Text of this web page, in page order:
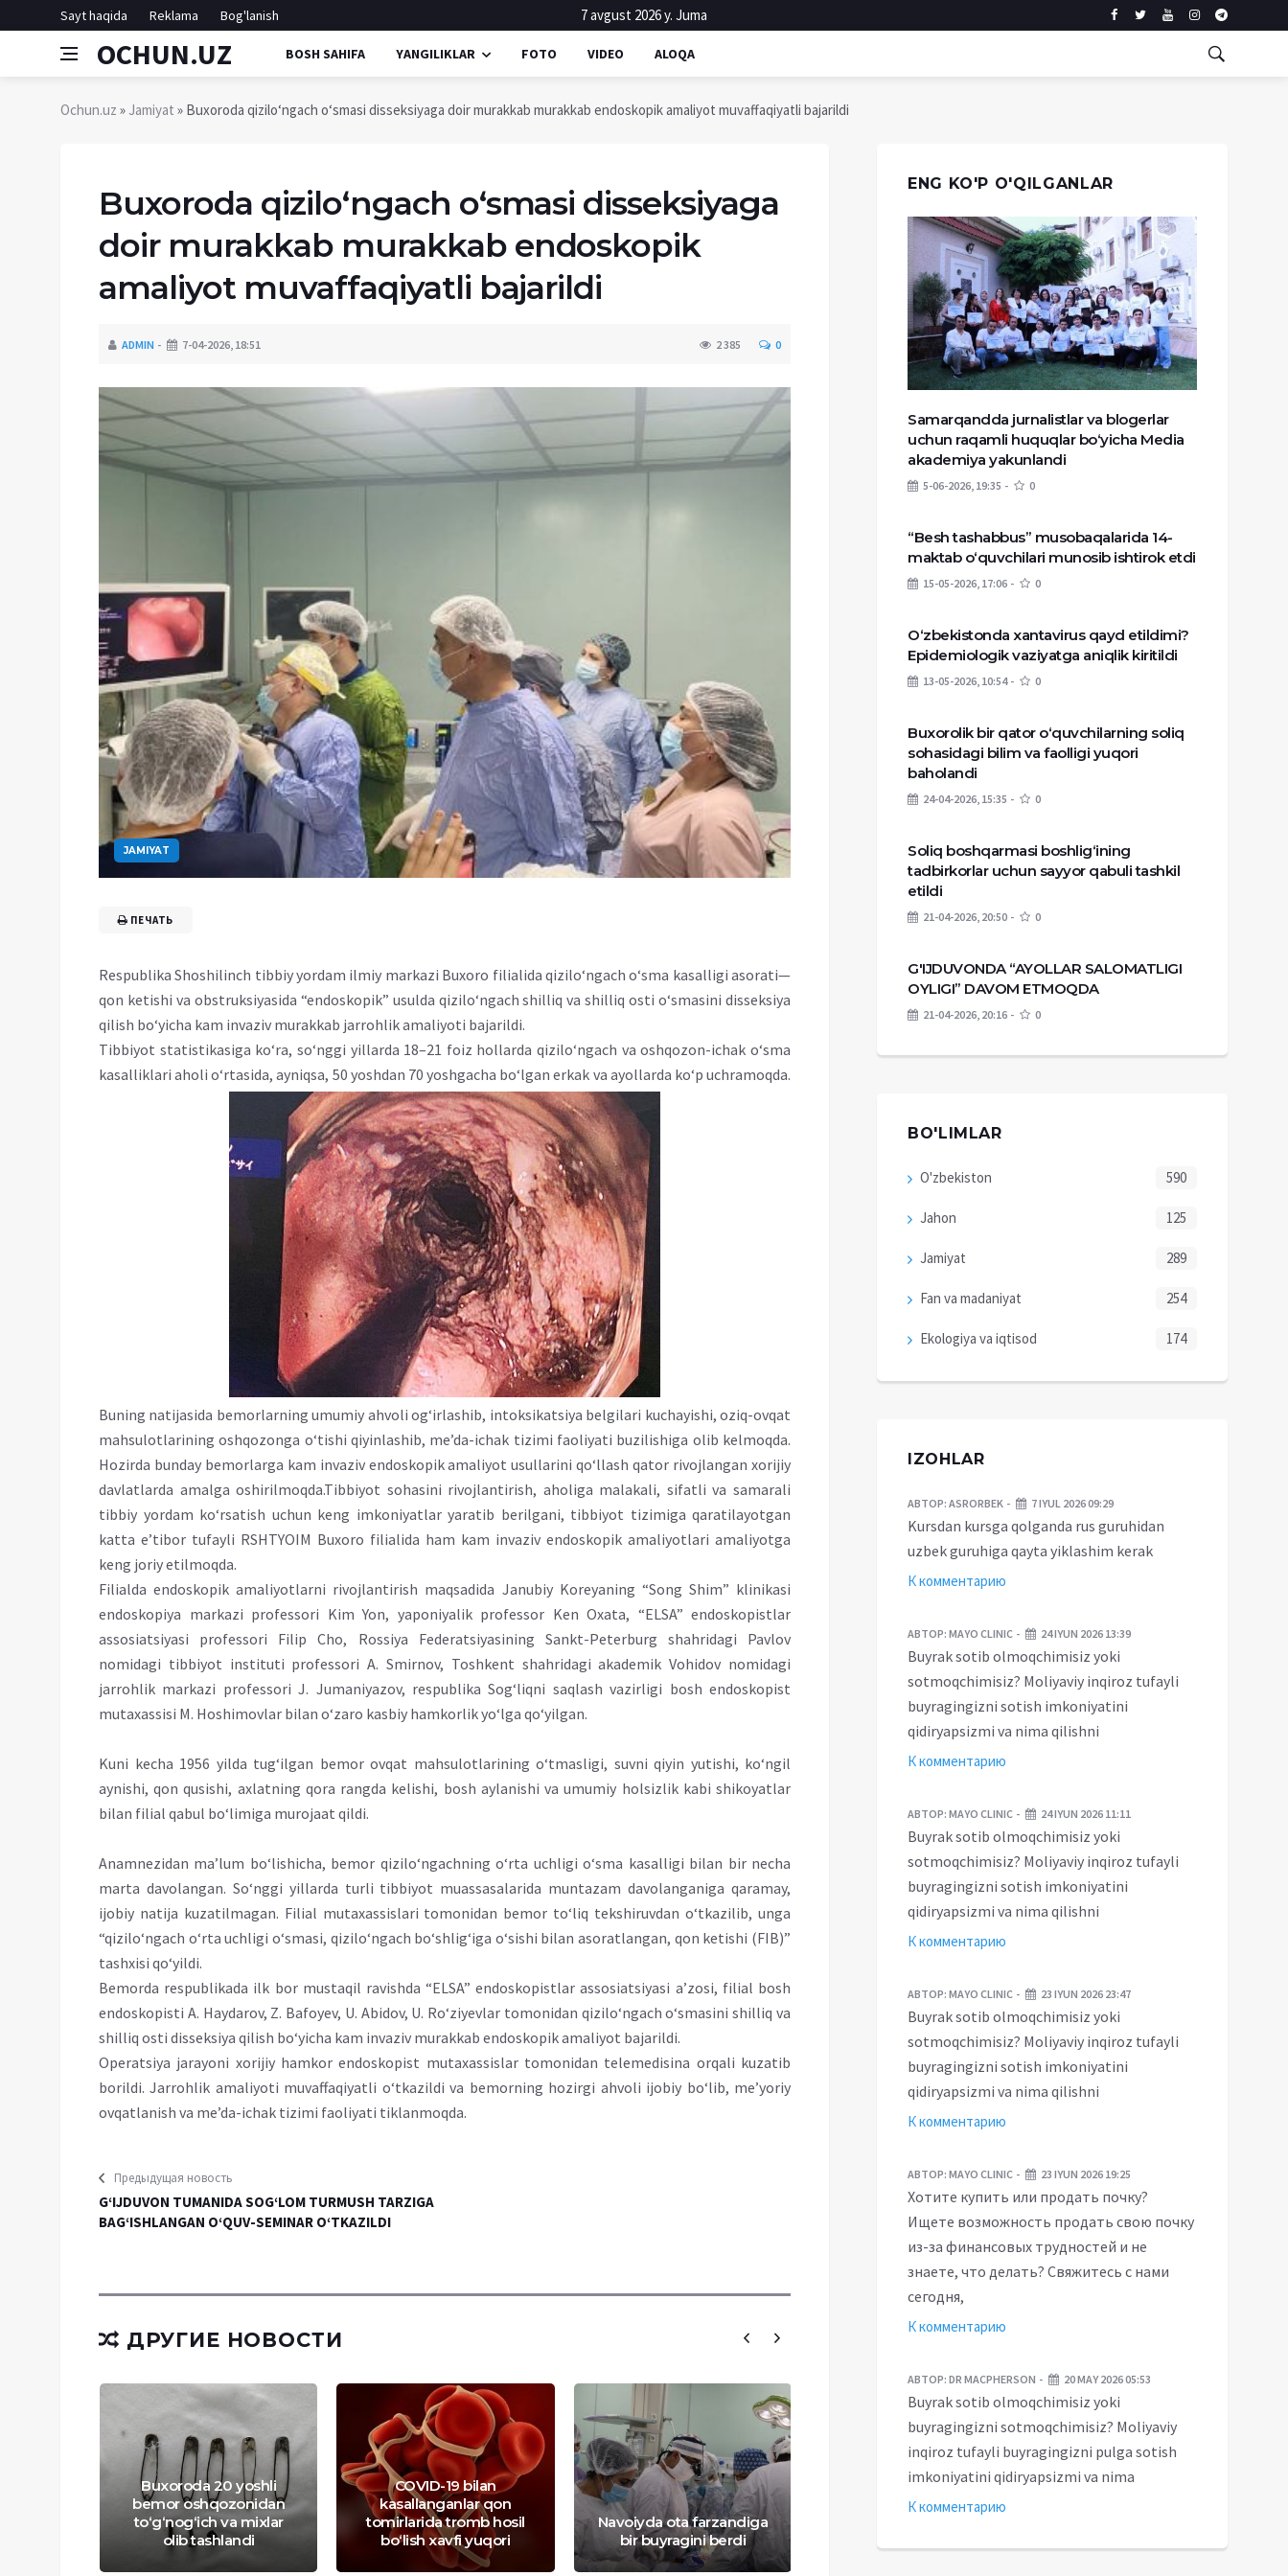
Sayt haqida Reklama Bog'lanish 7 avgust 2026 y. Juma
OCHUN.UZ BOSH SAHIFA YANGILIKLAR FOTO VIDEO ALOQA
Ochun.uz » Jamiyat » Buxoroda qizilo‘ngach o‘smasi disseksiyaga doir murakkab murakkab endoskopik amaliyot muvaffaqiyatli bajarildi
Buxoroda qizilo‘ngach o‘smasi disseksiyaga
doir murakkab murakkab endoskopik
amaliyot muvaffaqiyatli bajarildi
ADMIN 7-04-2026, 18:51 2 385 0
JAMIYAT
ПЕЧАТЬ
Respublika Shoshilinch tibbiy yordam ilmiy markazi Buxoro filialida qizilo‘ngach o‘sma kasalligi asorati—
qon ketishi va obstruksiyasida “endoskopik” usulda qizilo‘ngach shilliq va shilliq osti o‘smasini disseksiya
qilish bo‘yicha kam invaziv murakkab jarrohlik amaliyoti bajarildi.
Tibbiyot statistikasiga ko‘ra, so‘nggi yillarda 18–21 foiz hollarda qizilo‘ngach va oshqozon-ichak o‘sma
kasalliklari aholi o‘rtasida, ayniqsa, 50 yoshdan 70 yoshgacha bo‘lgan erkak va ayollarda ko‘p uchramoqda.
Buning natijasida bemorlarning umumiy ahvoli og‘irlashib, intoksikatsiya belgilari kuchayishi, oziq-ovqat
mahsulotlarining oshqozonga o‘tishi qiyinlashib, me’da-ichak tizimi faoliyati buzilishiga olib kelmoqda.
Hozirda bunday bemorlarga kam invaziv endoskopik amaliyot usullarini qo‘llash qator rivojlangan xorijiy
davlatlarda amalga oshirilmoqda.Tibbiyot sohasini rivojlantirish, aholiga malakali, sifatli va samarali
tibbiy yordam ko‘rsatish uchun keng imkoniyatlar yaratib berilgani, tibbiyot tizimiga qaratilayotgan
katta e’tibor tufayli RSHTYOIM Buxoro filialida ham kam invaziv endoskopik amaliyotlari amaliyotga
keng joriy etilmoqda.
Filialda endoskopik amaliyotlarni rivojlantirish maqsadida Janubiy Koreyaning “Song Shim” klinikasi
endoskopiya markazi professori Kim Yon, yaponiyalik professor Ken Oxata, “ELSA” endoskopistlar
assosiatsiyasi professori Filip Cho, Rossiya Federatsiyasining Sankt-Peterburg shahridagi Pavlov
nomidagi tibbiyot instituti professori A. Smirnov, Toshkent shahridagi akademik Vohidov nomidagi
jarrohlik markazi professori J. Jumaniyazov, respublika Sog‘liqni saqlash vazirligi bosh endoskopist
mutaxassisi M. Hoshimovlar bilan o‘zaro kasbiy hamkorlik yo‘lga qo‘yilgan.
Kuni kecha 1956 yilda tug‘ilgan bemor ovqat mahsulotlarining o‘tmasligi, suvni qiyin yutishi, ko‘ngil
aynishi, qon qusishi, axlatning qora rangda kelishi, bosh aylanishi va umumiy holsizlik kabi shikoyatlar
bilan filial qabul bo‘limiga murojaat qildi.
Anamnezidan ma’lum bo‘lishicha, bemor qizilo‘ngachning o‘rta uchligi o‘sma kasalligi bilan bir necha
marta davolangan. So‘nggi yillarda turli tibbiyot muassasalarida muntazam davolanganiga qaramay,
ijobiy natija kuzatilmagan. Filial mutaxassislari tomonidan bemor to‘liq tekshiruvdan o‘tkazilib, unga
“qizilo‘ngach o‘rta uchligi o‘smasi, qizilo‘ngach bo‘shlig‘iga o‘sishi bilan asoratlangan, qon ketishi (FIB)”
tashxisi qo‘yildi.
Bemorda respublikada ilk bor mustaqil ravishda “ELSA” endoskopistlar assosiatsiyasi a’zosi, filial bosh
endoskopisti A. Haydarov, Z. Bafoyev, U. Abidov, U. Ro‘ziyevlar tomonidan qizilo‘ngach o‘smasini shilliq va
shilliq osti disseksiya qilish bo‘yicha kam invaziv murakkab endoskopik amaliyot bajarildi.
Operatsiya jarayoni xorijiy hamkor endoskopist mutaxassislar tomonidan telemedisina orqali kuzatib
borildi. Jarrohlik amaliyoti muvaffaqiyatli o‘tkazildi va bemorning hozirgi ahvoli ijobiy bo‘lib, me’yoriy
ovqatlanish va me’da-ichak tizimi faoliyati tiklanmoqda.
Предыдущая новость
G‘IJDUVON TUMANIDA SOG‘LOM TURMUSH TARZIGA
BAG‘ISHLANGAN O‘QUV-SEMINAR O‘TKAZILDI
ДРУГИЕ НОВОСТИ
Buxoroda 20 yoshli
bemor oshqozonidan
to‘g‘nog‘ich va mixlar
olib tashlandi
COVID-19 bilan
kasallanganlar qon
tomirlarida tromb hosil
bo‘lish xavfi yuqori
Navoiyda ota farzandiga
bir buyragini berdi
Sirdaryoda yana bir
ENG KO'P O'QILGANLAR
Samarqandda jurnalistlar va blogerlar
uchun raqamli huquqlar bo‘yicha Media
akademiya yakunlandi
5-06-2026, 19:35 0
“Besh tashabbus” musobaqalarida 14-
maktab o‘quvchilari munosib ishtirok etdi
15-05-2026, 17:06 0
O‘zbekistonda xantavirus qayd etildimi?
Epidemiologik vaziyatga aniqlik kiritildi
13-05-2026, 10:54 0
Buxorolik bir qator o‘quvchilarning soliq
sohasidagi bilim va faolligi yuqori
baholandi
24-04-2026, 15:35 0
Soliq boshqarmasi boshlig‘ining
tadbirkorlar uchun sayyor qabuli tashkil
etildi
21-04-2026, 20:50 0
G'IJDUVONDA “AYOLLAR SALOMATLIGI
OYLIGI” DAVOM ETMOQDA
21-04-2026, 20:16 0
BO'LIMLAR
O'zbekiston 590
Jahon 125
Jamiyat 289
Fan va madaniyat 254
Ekologiya va iqtisod 174
IZOHLAR
АВТОР: ASRORBEK 7 IYUL 2026 09:29
Kursdan kursga qolganda rus guruhidan
uzbek guruhiga qayta yiklashim kerak
К комментарию
АВТОР: MAYO CLINIC 24 IYUN 2026 13:39
Buyrak sotib olmoqchimisiz yoki
sotmoqchimisiz? Moliyaviy inqiroz tufayli
buyragingizni sotish imkoniyatini
qidiryapsizmi va nima qilishni
К комментарию
АВТОР: MAYO CLINIC 24 IYUN 2026 11:11
Buyrak sotib olmoqchimisiz yoki
sotmoqchimisiz? Moliyaviy inqiroz tufayli
buyragingizni sotish imkoniyatini
qidiryapsizmi va nima qilishni
К комментарию
АВТОР: MAYO CLINIC 23 IYUN 2026 23:47
Buyrak sotib olmoqchimisiz yoki
sotmoqchimisiz? Moliyaviy inqiroz tufayli
buyragingizni sotish imkoniyatini
qidiryapsizmi va nima qilishni
К комментарию
АВТОР: MAYO CLINIC 23 IYUN 2026 19:25
Хотите купить или продать почку?
Ищете возможность продать свою почку
из-за финансовых трудностей и не
знаете, что делать? Свяжитесь с нами
сегодня,
К комментарию
АВТОР: DR MACPHERSON 20 MAY 2026 05:53
Buyrak sotib olmoqchimisiz yoki
buyragingizni sotmoqchimisiz? Moliyaviy
inqiroz tufayli buyragingizni pulga sotish
imkoniyatini qidiryapsizmi va nima
К комментарию